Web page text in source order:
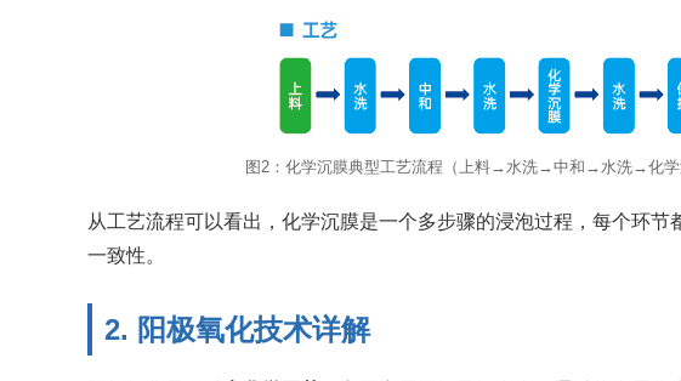
图2：化学沉膜典型工艺流程（上料→水洗→中和→水洗→
从工艺流程可以看出，化学沉膜是一个多步骤的浸泡过程，每个环
一致性。
2. 阳极氧化技术详解